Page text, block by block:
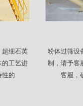
超细石英
的工艺进
性的
粉体过筛设
制，请予客
客服，